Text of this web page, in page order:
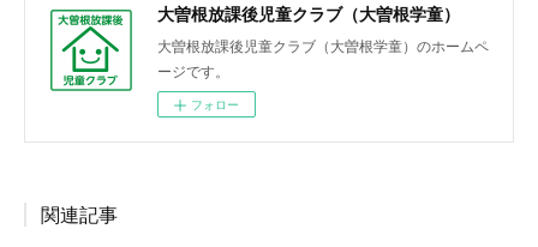
大曽根放課後児童クラブ（大曽根学童）
大曽根放課後児童クラブ（大曽根学童）のホームペ
ージです。
フォロー
関連記事